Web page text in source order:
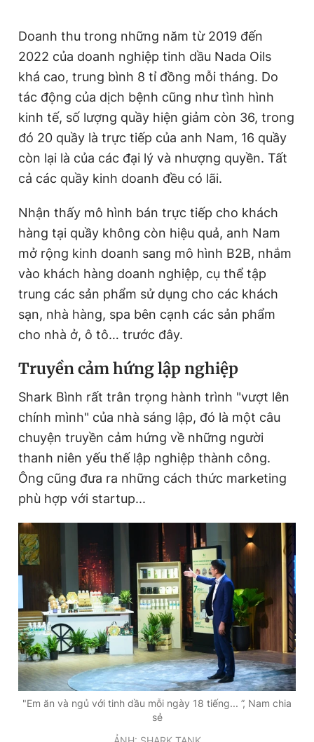
Tòa soạn Chính sách bảo
Tổng biên tập: Nguyễn Ngọc Toàn
Phó tổng biên tập thường trực: Hải Thành
Phó tổng biên tập: Lâm Hiếu Dũng
Phó tổng biên tập: Trần Việt Hưng
Tổng thư ký tòa soạn: Đức Trung
Giấy phép xuất bản số 110/GP - BTTTT cấp ngày 24.3.2020
© 2003-2026 Bản quyền thuộc về Báo Thanh Niên. Cấm sao
chép dưới mọi hình thức nếu không có sự chấp thuận bằng văn
bản. Phát triển bởi ePi Technologies, JSC.
Doanh thu trong những năm từ 2019 đến
2022 của doanh nghiệp tinh dầu Nada Oils
khá cao, trung bình 8 tỉ đồng mỗi tháng. Do
tác động của dịch bệnh cũng như tình hình
kinh tế, số lượng quầy hiện giảm còn 36, trong
đó 20 quầy là trực tiếp của anh Nam, 16 quầy
còn lại là của các đại lý và nhượng quyền. Tất
cả các quầy kinh doanh đều có lãi.
Nhận thấy mô hình bán trực tiếp cho khách
hàng tại quầy không còn hiệu quả, anh Nam
mở rộng kinh doanh sang mô hình B2B, nhắm
vào khách hàng doanh nghiệp, cụ thể tập
trung các sản phẩm sử dụng cho các khách
sạn, nhà hàng, spa bên cạnh các sản phẩm
cho nhà ở, ô tô… trước đây.
Truyền cảm hứng lập nghiệp
Shark Bình rất trân trọng hành trình "vượt lên
chính mình" của nhà sáng lập, đó là một câu
chuyện truyền cảm hứng về những người
thanh niên yếu thế lập nghiệp thành công.
Ông cũng đưa ra những cách thức marketing
phù hợp với startup...
"Em ăn và ngủ với tinh dầu mỗi ngày 18 tiếng... ”, Nam chia
sẻ